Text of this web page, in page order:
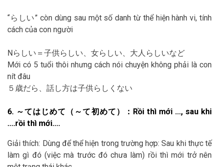
“らしい” còn dùng sau một số danh từ thể hiện hành vi, tính
cách của con người
Nらしい＝子供らしい、女らしい、大人らしいなど
Mới có 5 tuổi thôi nhưng cách nói chuyện không phải là con
nít đâu
５歳だら、話し方は子供らしくない
6. ～てはじめて（～て初めて）：Rồi thì mới …, sau khi
….rồi thì mới….
Giải thích: Dùng để thể hiện trong trường hợp: Sau khi thực tế
làm gì đó (việc mà trước đó chưa làm) rồi thì mới trở nên